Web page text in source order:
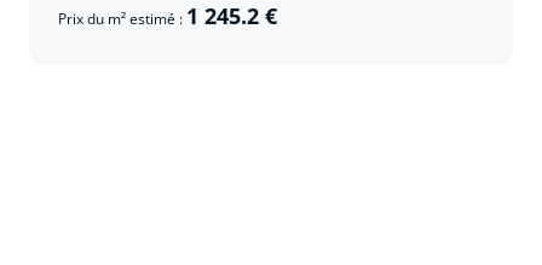
Prix du m² estimé : 1 245.2 €